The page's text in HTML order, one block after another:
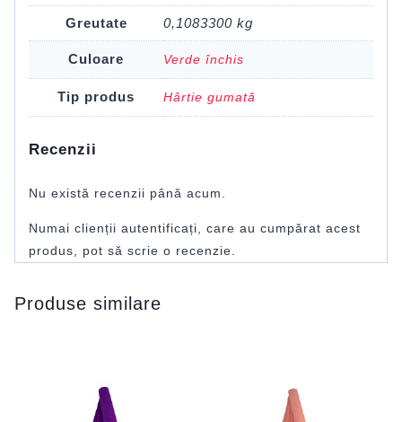
Greutate 0,1083300 kg
Culoare Verde închis
Tip produs Hârtie gumată
Recenzii
Nu există recenzii până acum.
Numai clienții autentificați, care au cumpărat acest
produs, pot să scrie o recenzie.
Produse similare